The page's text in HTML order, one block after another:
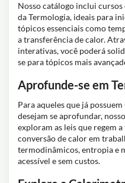
Nosso catálogo inclui
da Termologia, ideais para
tópicos essenciais como
a transferência de calor.
interativas, você poderá
se para tópicos mais
Aprofunde-se em
Para aqueles que já
desejam se aprofundar,
exploram as leis que regem
conversão de calor em
termodinâmicos, entropia e
acessível e sem custos.